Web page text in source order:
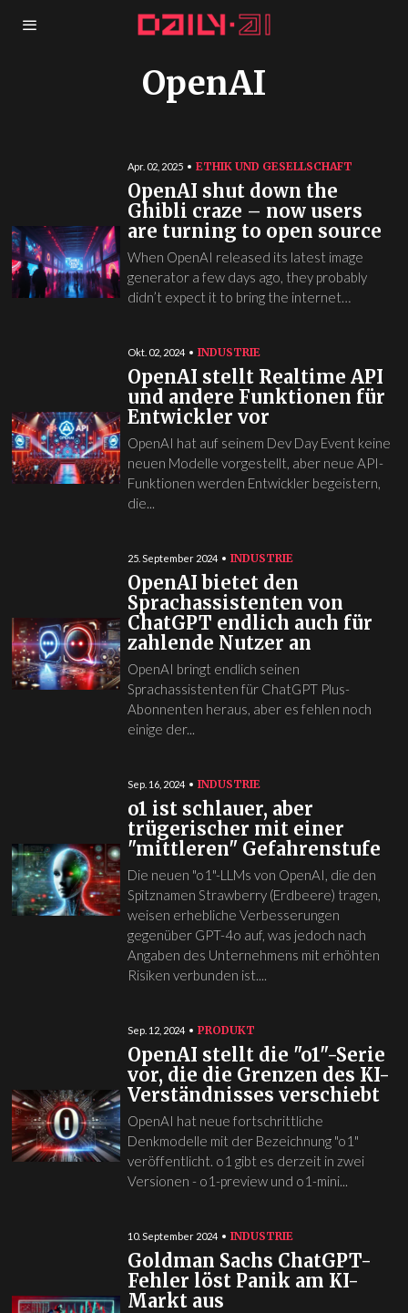
OpenAI
Apr. 02, 2025 ETHIK UND GESELLSCHAFT
OpenAI shut down the
Ghibli craze – now users
are turning to open source
When OpenAI released its latest image
generator a few days ago, they probably
didn’t expect it to bring the internet…
Okt. 02, 2024 INDUSTRIE
OpenAI stellt Realtime API
und andere Funktionen für
Entwickler vor
OpenAI hat auf seinem Dev Day Event keine
neuen Modelle vorgestellt, aber neue API-
Funktionen werden Entwickler begeistern,
die...
25. September 2024 INDUSTRIE
OpenAI bietet den
Sprachassistenten von
ChatGPT endlich auch für
zahlende Nutzer an
OpenAI bringt endlich seinen
Sprachassistenten für ChatGPT Plus-
Abonnenten heraus, aber es fehlen noch
einige der...
Sep. 16, 2024 INDUSTRIE
o1 ist schlauer, aber
trügerischer mit einer
"mittleren" Gefahrenstufe
Die neuen "o1"-LLMs von OpenAI, die den
Spitznamen Strawberry (Erdbeere) tragen,
weisen erhebliche Verbesserungen
gegenüber GPT-4o auf, was jedoch nach
Angaben des Unternehmens mit erhöhten
Risiken verbunden ist....
Sep. 12, 2024 PRODUKT
OpenAI stellt die "o1"-Serie
vor, die die Grenzen des KI-
Verständnisses verschiebt
OpenAI hat neue fortschrittliche
Denkmodelle mit der Bezeichnung "o1"
veröffentlicht. o1 gibt es derzeit in zwei
Versionen - o1-preview und o1-mini...
10. September 2024 INDUSTRIE
Goldman Sachs ChatGPT-
Fehler löst Panik am KI-
Markt aus